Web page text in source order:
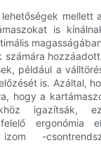
mellett
is
számára
például a
is. Azáltal,
hogy a
igazítsák,
ergonómia
-